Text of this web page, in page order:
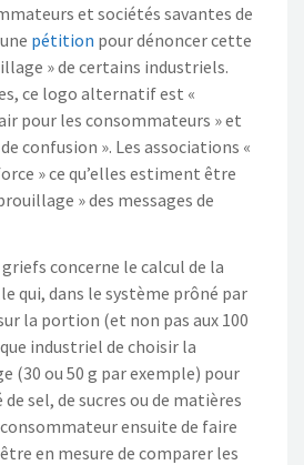
et sociétés savantes de
pétition pour dénoncer cette
» de certains industriels.
ce logo alternatif est «
pour les consommateurs » et
confusion ». Les associations «
» ce qu’elles estiment être
» des messages de
griefs concerne le calcul de la
qui, dans le système prôné par
la portion (et non pas aux 100
industriel de choisir la
(30 ou 50 g par exemple) pour
sel, de sucres ou de matières
consommateur ensuite de faire
en mesure de comparer les